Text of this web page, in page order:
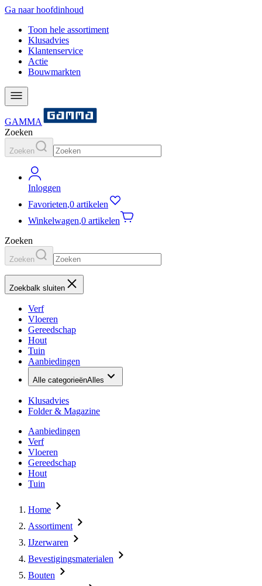
Ga naar hoofdinhoud
Toon hele assortiment
Klusadvies
Klantenservice
Actie
Bouwmarkten
GAMMA
Zoeken
Zoeken
Inloggen
Favorieten,0 artikelen
Winkelwagen,0 artikelen
Zoeken
Zoeken
Zoekbalk sluiten
Verf
Vloeren
Gereedschap
Hout
Tuin
Aanbiedingen
Alle categorieënAlles
Klusadvies
Folder & Magazine
Aanbiedingen
Verf
Vloeren
Gereedschap
Hout
Tuin
Home
Assortiment
IJzerwaren
Bevestigingsmaterialen
Bouten